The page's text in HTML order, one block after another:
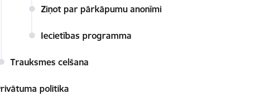
Ziņot par pārkāpumu anonīmi
Iecietības programma
Trauksmes celšana
politika